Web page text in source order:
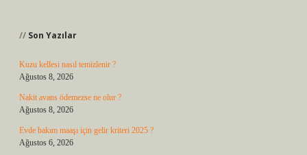
Son Yazılar
Kuzu kellesi nasıl temizlenir ?
Ağustos 8, 2026
Nakit avans ödemezse ne olur ?
Ağustos 8, 2026
Evde bakım maaşı için gelir kriteri 2025 ?
Ağustos 6, 2026